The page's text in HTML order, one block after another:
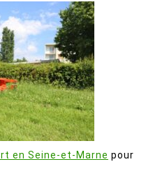
en Seine-et-Marne pour